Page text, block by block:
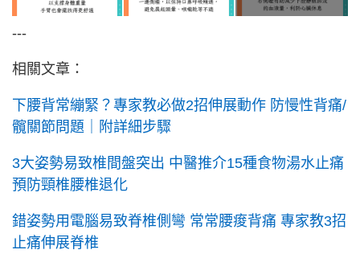
---
相關文章：
下腰背常繃緊？專家教必做2招伸展動作 防慢性背痛/
髖關節問題｜附詳細步驟
3大姿勢易致椎間盤突出 中醫推介15種食物湯水止痛
預防頸椎腰椎退化
錯姿勢用電腦易致脊椎側彎 常常腰痠背痛 專家教3招
止痛伸展脊椎